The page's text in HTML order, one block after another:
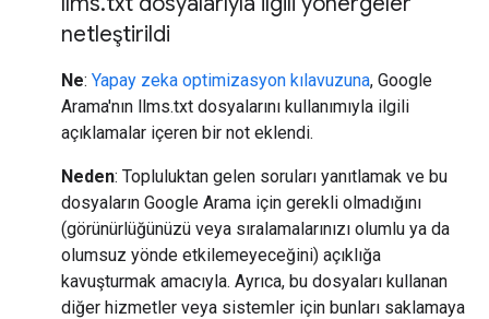
netleştirildi
Ne: Yapay zeka optimizasyon kılavuzuna, Google
Arama'nın llms.txt dosyalarını kullanımıyla ilgili
açıklamalar içeren bir not eklendi.
Neden: Topluluktan gelen soruları yanıtlamak ve bu
dosyaların Google Arama için gerekli olmadığını
(görünürlüğünüzü veya sıralamalarınızı olumlu ya da
olumsuz yönde etkilemeyeceğini) açıklığa
kavuşturmak amacıyla. Ayrıca, bu dosyaları kullanan
diğer hizmetler veya sistemler için bunları saklamaya